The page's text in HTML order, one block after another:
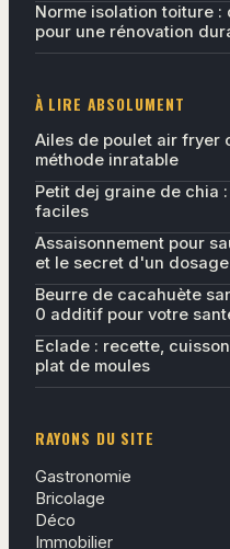
Norme isolation toiture
pour une rénovation
À LIRE ABSOLUMENT
Ailes de poulet air fryer
méthode inratable
Petit dej graine de chia
faciles
Assaisonnement pour
et le secret d'un
Beurre de cacahuète
0 additif pour votre
Eclade : recette,
plat de moules
RAYONS DU SITE
Gastronomie
Bricolage
Déco
Immobilier